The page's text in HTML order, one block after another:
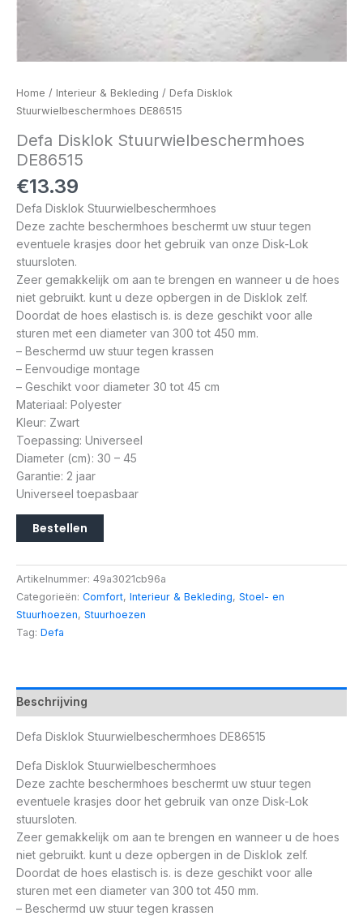
Home / Interieur & Bekleding / Defa Disklok
Stuurwielbeschermhoes DE86515
Defa Disklok Stuurwielbeschermhoes
DE86515
€13.39
Defa Disklok Stuurwielbeschermhoes
Deze zachte beschermhoes beschermt uw stuur tegen
eventuele krasjes door het gebruik van onze Disk-Lok
stuursloten.
Zeer gemakkelijk om aan te brengen en wanneer u de hoes
niet gebruikt. kunt u deze opbergen in de Disklok zelf.
Doordat de hoes elastisch is. is deze geschikt voor alle
sturen met een diameter van 300 tot 450 mm.
– Beschermd uw stuur tegen krassen
– Eenvoudige montage
– Geschikt voor diameter 30 tot 45 cm
Materiaal: Polyester
Kleur: Zwart
Toepassing: Universeel
Diameter (cm): 30 – 45
Garantie: 2 jaar
Universeel toepasbaar
Bestellen
Artikelnummer: 49a3021cb96a
Categorieën: Comfort, Interieur & Bekleding, Stoel- en
Stuurhoezen, Stuurhoezen
Tag: Defa
Beschrijving
Defa Disklok Stuurwielbeschermhoes DE86515
Defa Disklok Stuurwielbeschermhoes
Deze zachte beschermhoes beschermt uw stuur tegen
eventuele krasjes door het gebruik van onze Disk-Lok
stuursloten.
Zeer gemakkelijk om aan te brengen en wanneer u de hoes
niet gebruikt. kunt u deze opbergen in de Disklok zelf.
Doordat de hoes elastisch is. is deze geschikt voor alle
sturen met een diameter van 300 tot 450 mm.
– Beschermd uw stuur tegen krassen